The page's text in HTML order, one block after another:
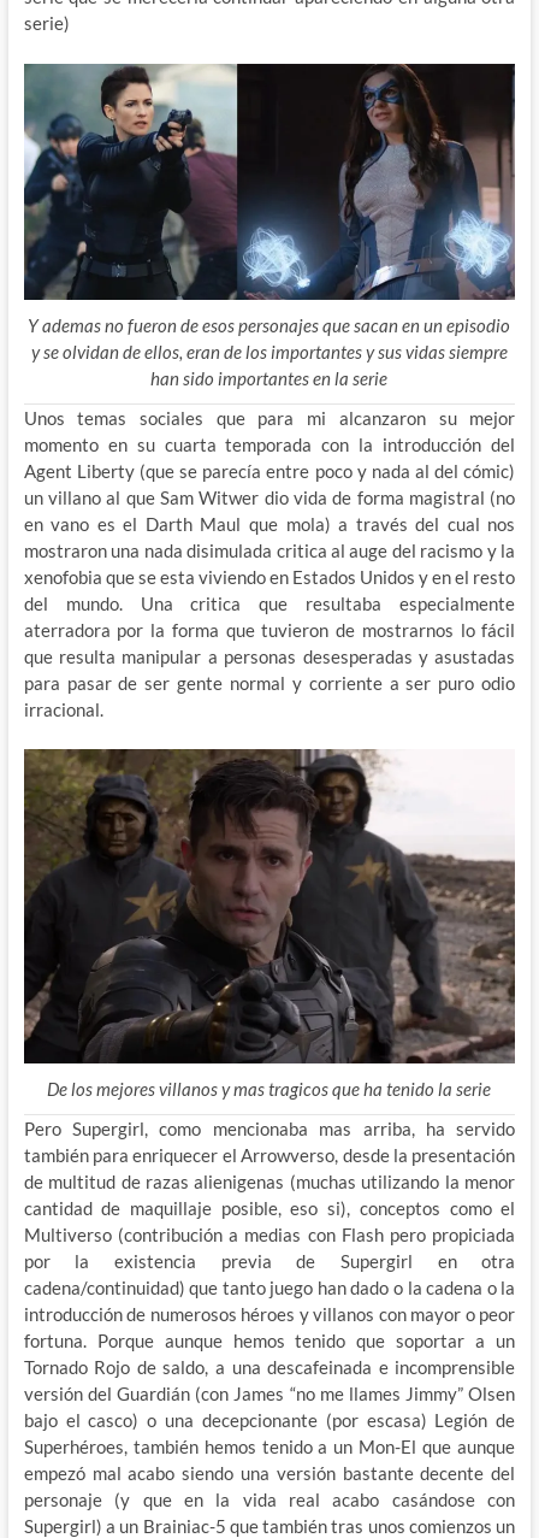
serie)
Y ademas no fueron de esos personajes que sacan en un episodio
y se olvidan de ellos, eran de los importantes y sus vidas siempre
han sido importantes en la serie
Unos temas sociales que para mi alcanzaron su mejor
momento en su cuarta temporada con la introducción del
Agent Liberty (que se parecía entre poco y nada al del cómic)
un villano al que Sam Witwer dio vida de forma magistral (no
en vano es el Darth Maul que mola) a través del cual nos
mostraron una nada disimulada critica al auge del racismo y la
xenofobia que se esta viviendo en Estados Unidos y en el resto
del mundo. Una critica que resultaba especialmente
aterradora por la forma que tuvieron de mostrarnos lo fácil
que resulta manipular a personas desesperadas y asustadas
para pasar de ser gente normal y corriente a ser puro odio
irracional.
De los mejores villanos y mas tragicos que ha tenido la serie
Pero Supergirl, como mencionaba mas arriba, ha servido
también para enriquecer el Arrowverso, desde la presentación
de multitud de razas alienigenas (muchas utilizando la menor
cantidad de maquillaje posible, eso si), conceptos como el
Multiverso (contribución a medias con Flash pero propiciada
por la existencia previa de Supergirl en otra
cadena/continuidad) que tanto juego han dado o la cadena o la
introducción de numerosos héroes y villanos con mayor o peor
fortuna. Porque aunque hemos tenido que soportar a un
Tornado Rojo de saldo, a una descafeinada e incomprensible
versión del Guardián (con James “no me llames Jimmy” Olsen
bajo el casco) o una decepcionante (por escasa) Legión de
Superhéroes, también hemos tenido a un Mon-El que aunque
empezó mal acabo siendo una versión bastante decente del
personaje (y que en la vida real acabo casándose con
Supergirl) a un Brainiac-5 que también tras unos comienzos un